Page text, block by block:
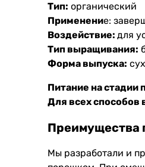
Тип: органический
Применение:
Воздействие: для
Тип выращивания:
Форма выпуска:
Питание на стадии
Для всех
Преимущества
Мы разработали и